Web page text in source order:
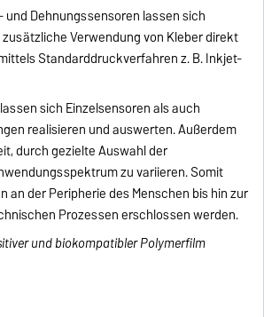
und Dehnungssensoren lassen sich
Verwendung von Kleber direkt
Standarddruckverfahren z. B. Inkjet-
sich Einzelsensoren als auch
realisieren und auswerten. Außerdem
durch gezielte Auswahl der
zu variieren. Somit
an der Peripherie des Menschen bis hin zur
Prozessen erschlossen werden.
und biokompatibler Polymerfilm